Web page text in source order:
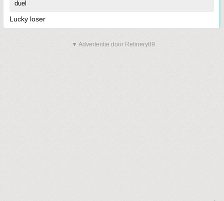
duel
Lucky loser
▼ Advertentie door Refinery89